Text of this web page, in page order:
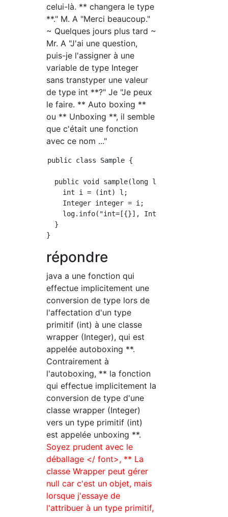
celui-là. ** changera le type
**." M. A "Merci beaucoup."
~ Quelques jours plus tard ~
Mr. A "J'ai une question,
puis-je l'assigner à une
variable de type Integer
sans transtyper une valeur
de type int **?" Je "Je peux
le faire. ** Auto boxing **
ou ** Unboxing **, il semble
que c'était une fonction
avec ce nom ..."
public class Sample {
  public void sample(long l) {
    int i = (int) l;
    Integer integer = i;
log.info("int=[{}], Integer=[{}]", i,
  }
répondre
java a une fonction qui
effectue implicitement une
conversion de type lors de
l'affectation d'un type
primitif (int) à une classe
wrapper (Integer), qui est
appelée autoboxing **.
Contrairement à
l'autoboxing, ** la fonction
qui effectue implicitement la
conversion de type d'une
classe wrapper (Integer)
vers un type primitif (int)
est appelée unboxing **.
Soyez prudent avec le
déballage </ font>, ** La
classe Wrapper peut gérer
null car c'est un objet, mais
lorsque j'essaye de
l'attribuer à un type primitif,